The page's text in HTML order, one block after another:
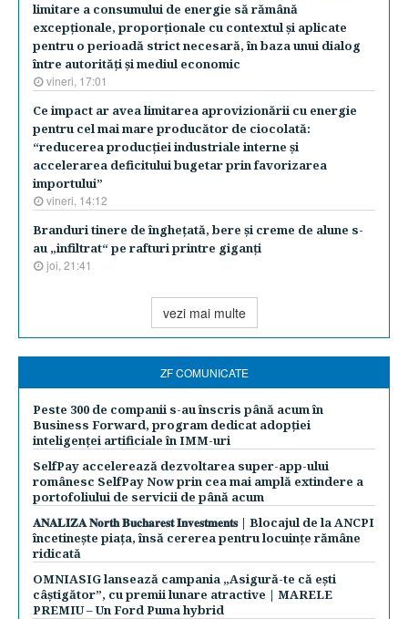
limitare a consumului de energie să rămână
excepţionale, proporţionale cu contextul şi aplicate
pentru o perioadă strict necesară, în baza unui dialog
între autorităţi şi mediul economic
vineri, 17:01
Ce impact ar avea limitarea aprovizionării cu energie
pentru cel mai mare producător de ciocolată:
“reducerea producţiei industriale interne şi
accelerarea deficitului bugetar prin favorizarea
importului”
vineri, 14:12
Branduri tinere de îngheţată, bere şi creme de alune s-
au „infiltrat“ pe rafturi printre giganţi
joi, 21:41
vezi mai multe
ZF COMUNICATE
Peste 300 de companii s-au înscris până acum în
Business Forward, program dedicat adopției
inteligenței artificiale în IMM-uri
SelfPay accelerează dezvoltarea super-app-ului
românesc SelfPay Now prin cea mai amplă extindere a
portofoliului de servicii de până acum
𝐀𝐍𝐀𝐋𝐈𝐙𝐀 𝐍𝐨𝐫𝐭𝐡 𝐁𝐮𝐜𝐡𝐚𝐫𝐞𝐬𝐭 𝐈𝐧𝐯𝐞𝐬𝐭𝐦𝐞𝐧𝐭𝐬 | Blocajul de la ANCPI
încetinește piața, însă cererea pentru locuințe rămâne
ridicată
OMNIASIG lansează campania „Asigură-te că ești
câștigător”, cu premii lunare atractive | MARELE
PREMIU – Un Ford Puma hybrid